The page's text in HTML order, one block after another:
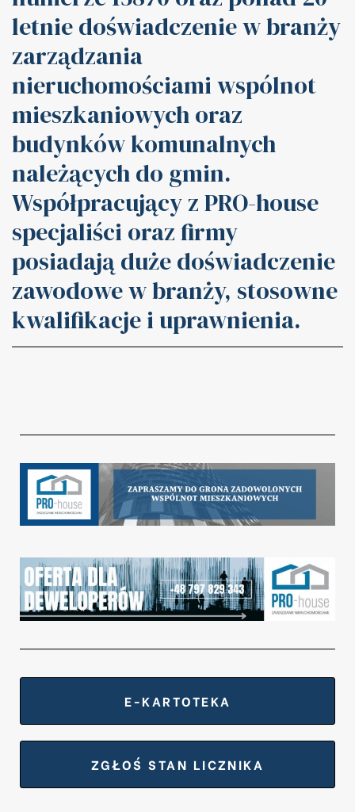
letnie doświadczenie w branży
zarządzania
nieruchomościami wspólnot
mieszkaniowych oraz
budynków komunalnych
należących do gmin.
Współpracujący z PRO-house
specjaliści oraz firmy
posiadają duże doświadczenie
zawodowe w branży, stosowne
kwalifikacje i uprawnienia.
E-KARTOTEKA
ZGŁOŚ STAN LICZNIKA